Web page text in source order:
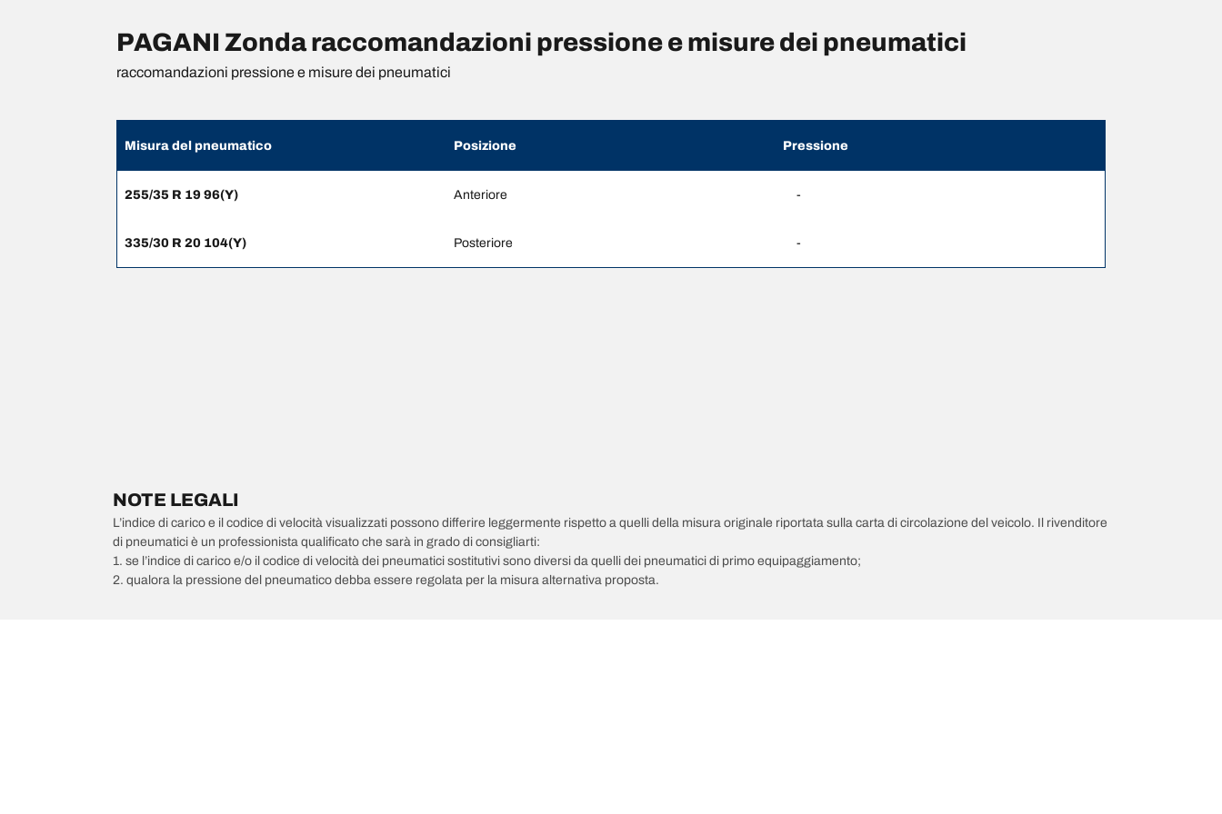
PAGANI Zonda raccomandazioni pressione e misure dei pneumatici
raccomandazioni pressione e misure dei pneumatici
Misura del pneumatico Posizione Pressione
255/35 R 19 96(Y) Anteriore -
335/30 R 20 104(Y) Posteriore -
NOTE LEGALI
L’indice di carico e il codice di velocità visualizzati possono differire leggermente rispetto a quelli della misura originale riportata sulla carta di circolazione del veicolo. Il rivenditore
di pneumatici è un professionista qualificato che sarà in grado di consigliarti:
1. se l’indice di carico e/o il codice di velocità dei pneumatici sostitutivi sono diversi da quelli dei pneumatici di primo equipaggiamento;
2. qualora la pressione del pneumatico debba essere regolata per la misura alternativa proposta.